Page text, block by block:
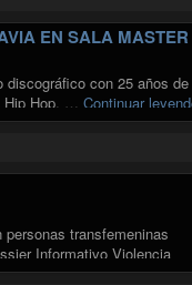
EN SALA MASTER
discográfico con 25 años de
Hip Hop. … Continuar
transfemeninas
Informativo Violencia